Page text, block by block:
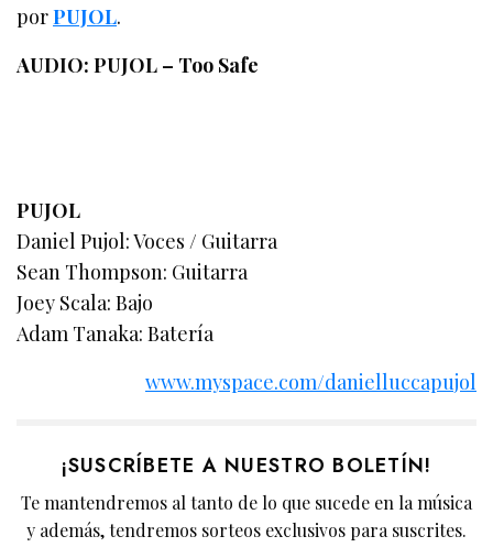
porPUJOL.
AUDIO: PUJOL – Too Safe
PUJOL
Daniel Pujol: Voces / Guitarra
Sean Thompson: Guitarra
Joey Scala: Bajo
Adam Tanaka: Batería
www.myspace.com/danielluccapujol
¡SUSCRÍBETE A NUESTRO BOLETÍN!
Te mantendremos al tanto de lo que sucede en la música
y además, tendremos sorteos exclusivos para suscrites.